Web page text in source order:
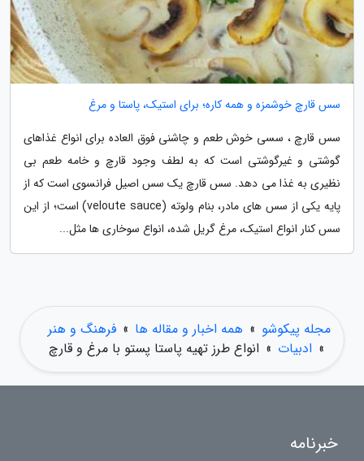
سس قارچ خوشمزه و همه کاره؛ برای استیک، پاستا و مرغ
سس قارچ ، سسی خوش طعم و چاشنی فوق العاده برای انواع غذاهای
گوشتی و غیرگوشتی است که به لطف وجود قارچ و خامه طعم بی
نظیری به غذا می دهد. سس قارچ یک سس اصیل فرانسوی است که از
پایه یکی از سس های مادر، بنام ولوته (veloute sauce) است؛ از این
سس کنار انواع استیک، مرغ گریل شده، انواع سوخاری ها مثل...
مجله پیکوشو » همه اخبار و مقاله ها » فرهنگ و هنر
» ادبیات » انواع طرز تهیه پاستا پستو با مرغ و قارچ
خبرنامه